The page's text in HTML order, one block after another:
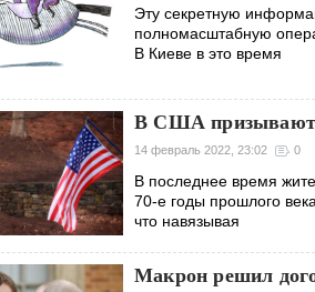
Эту секретную
полномасштабную
В Киеве в это время
В США призывают
14 февраль 2022, 23:02 0
В последнее время
70-е годы прошлого
что навязывая
Макрон решил